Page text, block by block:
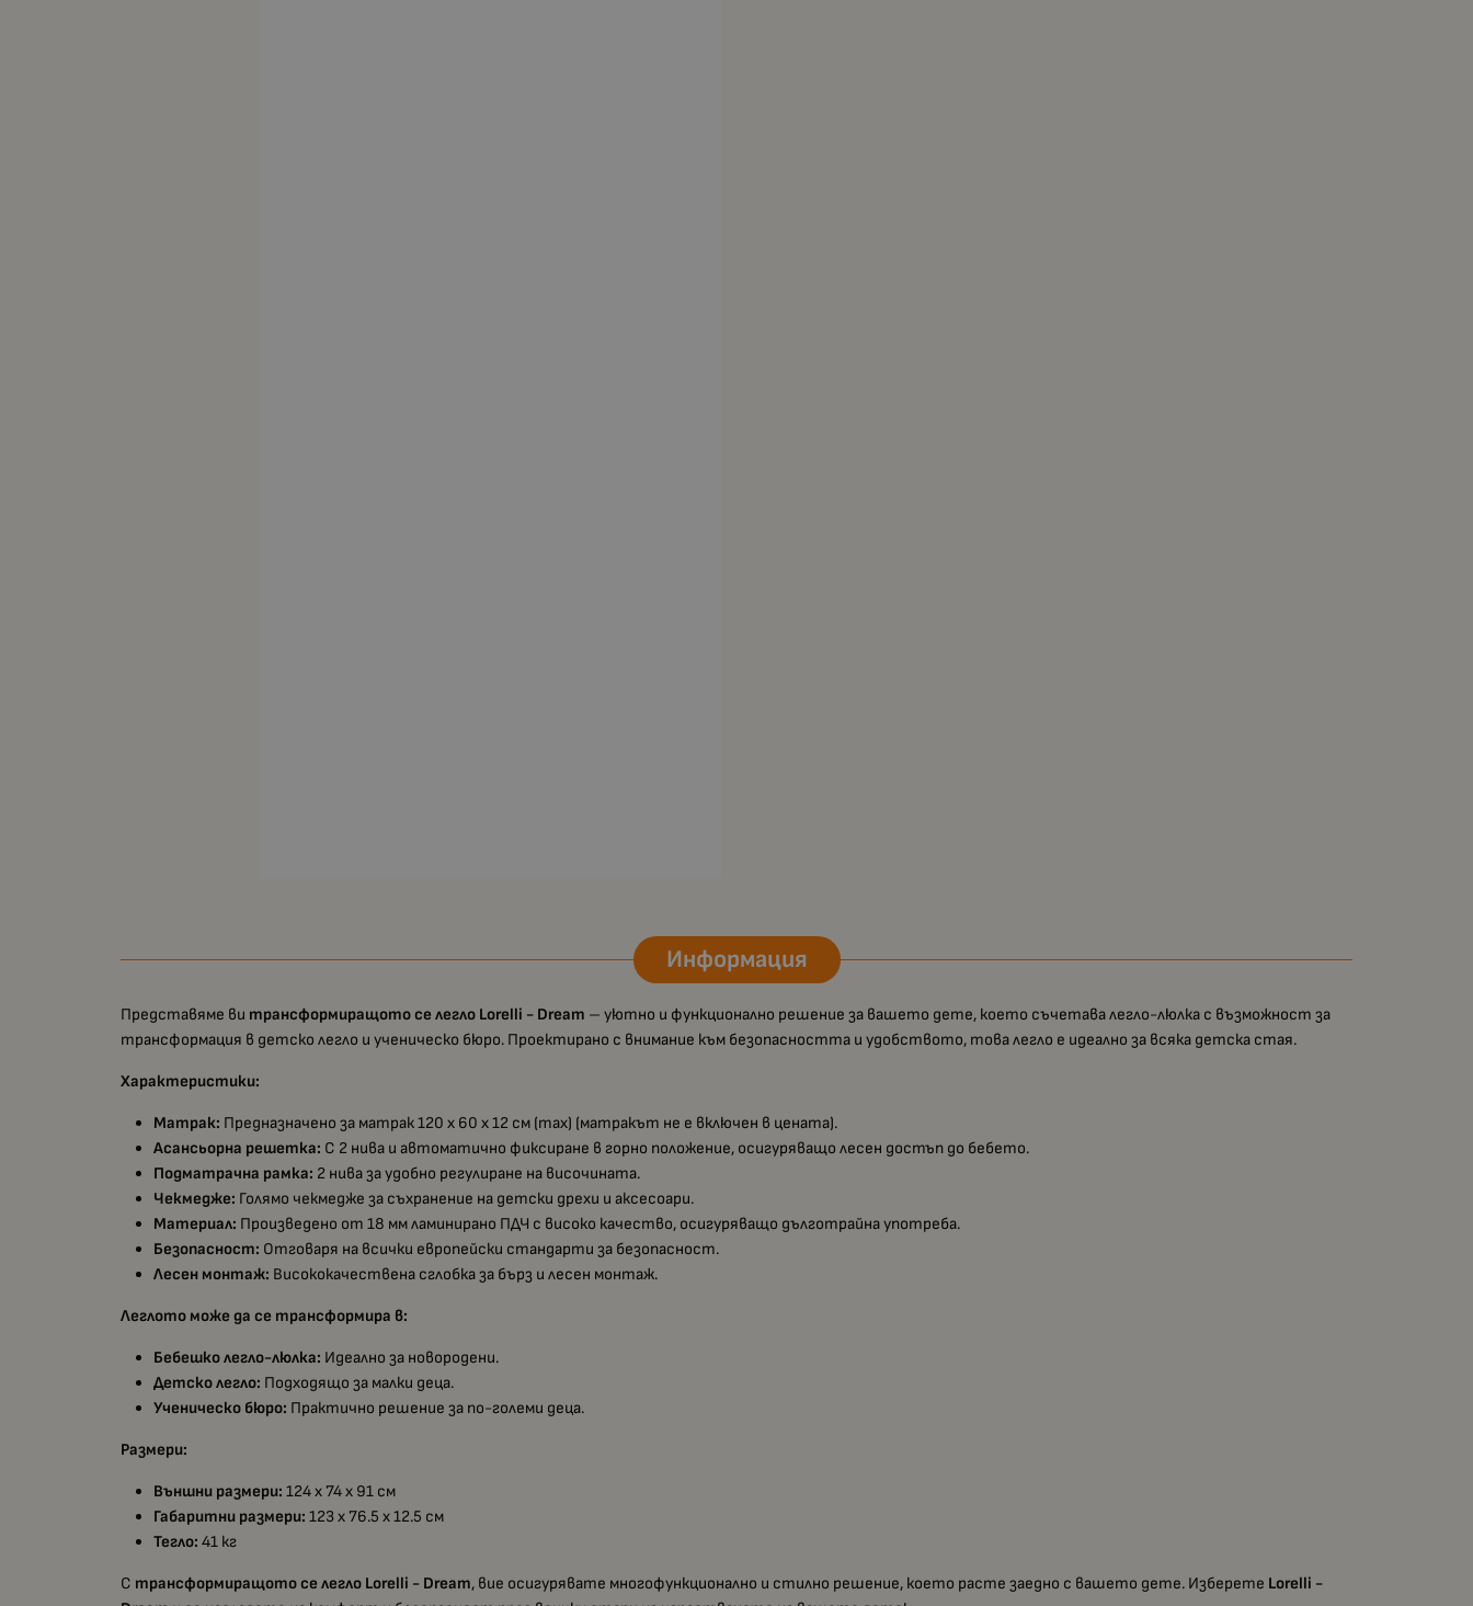
Информация
Представяме ви трансформиращото се легло Lorelli - Dream – уютно и функционално решение за вашето дете, което съчетава легло-люлка с възможност за
трансформация в детско легло и ученическо бюро. Проектирано с внимание към безопасността и удобството, това легло е идеално за всяка детска стая.
Характеристики:
Матрак: Предназначено за матрак 120 х 60 х 12 см (max) (матракът не е включен в цената).
Асансьорна решетка: С 2 нива и автоматично фиксиране в горно положение, осигуряващо лесен достъп до бебето.
Подматрачна рамка: 2 нива за удобно регулиране на височината.
Чекмедже: Голямо чекмедже за съхранение на детски дрехи и аксесоари.
Материал: Произведено от 18 мм ламинирано ПДЧ с високо качество, осигуряващо дълготрайна употреба.
Безопасност: Отговаря на всички европейски стандарти за безопасност.
Лесен монтаж: Висококачествена сглобка за бърз и лесен монтаж.
Леглото може да се трансформира в:
Бебешко легло-люлка: Идеално за новородени.
Детско легло: Подходящо за малки деца.
Ученическо бюро: Практично решение за по-големи деца.
Размери:
Външни размери: 124 х 74 х 91 см
Габаритни размери: 123 х 76.5 х 12.5 см
Тегло: 41 кг
С трансформиращото се легло Lorelli - Dream, вие осигурявате многофункционално и стилно решение, което расте заедно с вашето дете. Изберете Lorelli -